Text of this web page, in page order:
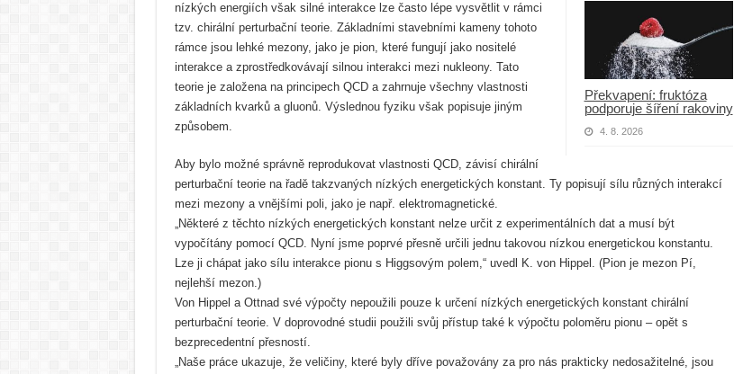
Překvapení: fruktóza
podporuje šíření rakoviny
4. 8. 2026
nízkých energiích však silné interakce lze často lépe vysvětlit v rámci
tzv. chirální perturbační teorie. Základními stavebními kameny tohoto
rámce jsou lehké mezony, jako je pion, které fungují jako nositelé
interakce a zprostředkovávají silnou interakci mezi nukleony. Tato
teorie je založena na principech QCD a zahrnuje všechny vlastnosti
základních kvarků a gluonů. Výslednou fyziku však popisuje jiným
způsobem.
Aby bylo možné správně reprodukovat vlastnosti QCD, závisí chirální
perturbační teorie na řadě takzvaných nízkých energetických konstant. Ty popisují sílu různých interakcí
mezi mezony a vnějšími poli, jako je např. elektromagnetické.
„Některé z těchto nízkých energetických konstant nelze určit z experimentálních dat a musí být
vypočítány pomocí QCD. Nyní jsme poprvé přesně určili jednu takovou nízkou energetickou konstantu.
Lze ji chápat jako sílu interakce pionu s Higgsovým polem,“ uvedl K. von Hippel. (Pion je mezon Pí,
nejlehší mezon.)
Von Hippel a Ottnad své výpočty nepoužili pouze k určení nízkých energetických konstant chirální
perturbační teorie. V doprovodné studii použili svůj přístup také k výpočtu poloměru pionu – opět s
bezprecedentní přesností.
„Naše práce ukazuje, že veličiny, které byly dříve považovány za pro nás prakticky nedosažitelné, jsou